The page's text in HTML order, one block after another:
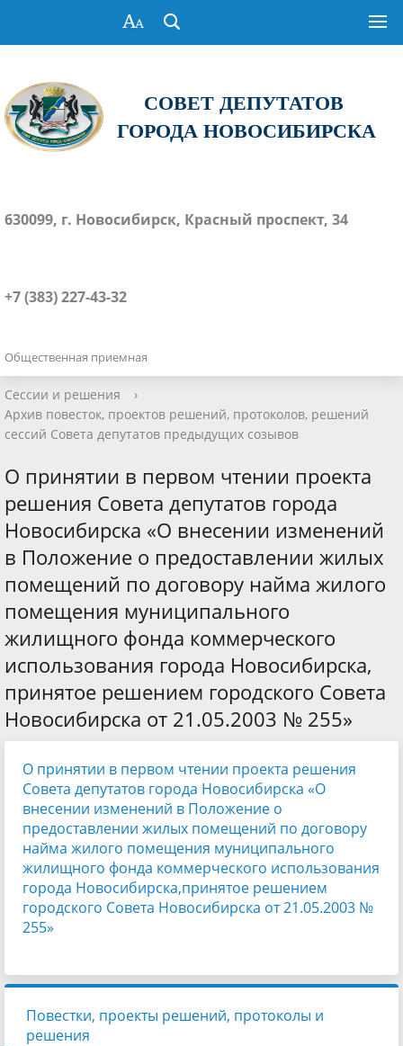
СОВЕТ ДЕПУТАТОВ
ГОРОДА НОВОСИБИРСКА
630099, г. Новосибирск, Красный проспект, 34
+7 (383) 227-43-32
Общественная приемная
Сессии и решения
›
Архив повесток, проектов решений, протоколов, решений
сессий Совета депутатов предыдущих созывов
О принятии в первом чтении проекта
решения Совета депутатов города
Новосибирска «О внесении изменений
в Положение о предоставлении жилых
помещений по договору найма жилого
помещения муниципального
жилищного фонда коммерческого
использования города Новосибирска,
принятое решением городского Совета
Новосибирска от 21.05.2003 № 255»
О принятии в первом чтении проекта решения
Совета депутатов города Новосибирска «О
внесении изменений в Положение о
предоставлении жилых помещений по договору
найма жилого помещения муниципального
жилищного фонда коммерческого использования
города Новосибирска,принятое решением
городского Совета Новосибирска от 21.05.2003 №
255»
Повестки, проекты решений, протоколы и
решения